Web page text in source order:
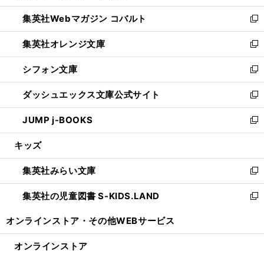
開
く
ウ
で
開
く
ン
ド
ウ
で
開
く
ウ
ィ
ン
ド
ウ
で
開
く
集英社Webマガジン コバルト
新
し
い
ウ
ィ
ン
ド
ウ
で
開
集英社オレンジ文庫
新
し
い
ウ
ィ
ン
ド
ウ
開
く
シフォン文庫
新
し
い
ウ
ィ
ン
ウ
で
開
く
ダッシュエックス文庫公式サイト
新
し
い
ウ
ン
ド
ウ
で
JUMP j-BOOKS
新
し
ウ
ィ
ン
ド
開
キッズ
集英社みらい文庫
新
し
い
ン
集英社の児童図書 S-KIDS.LAND
新
ウ
オンラインストア・ その他WEBサービス
オンラインストア